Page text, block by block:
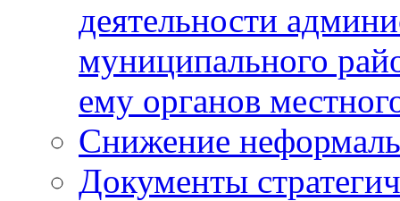
деятельности
муниципального
ему органов
Снижение
Документы